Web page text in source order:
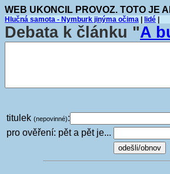
WEB UKONCIL PROVOZ. TOTO JE
Hlučná samota - Nymburk jinýma očima lidé
Debata k článku "A
titulek (nepovinné):
pro ověření: pět a pět je...